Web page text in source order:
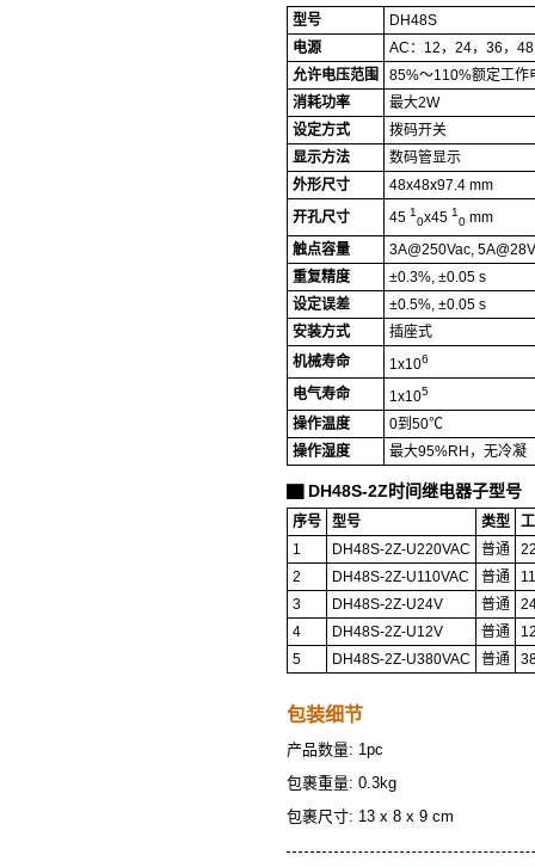
型号
DH48S
电源
AC：12，24，36，
允许电压范围
85%～110%额定工作
消耗功率
最大2W
设定方式
拨码开关
显示方法
数码管显示
外形尺寸
48x48x97.4 mm
开孔尺寸
45 1
0x45 1
0 mm
触点容量
3A@250Vac,
重复精度
±0.3%, ±0.05 s
设定误差
±0.5%, ±0.05 s
安装方式
插座式
机械寿命
1x106
电气寿命 1x105
操作温度
0到50℃
操作湿度
最大95%RH，无冷凝
DH48S-2Z时间继电器子型号
序号 型号 类型
1
DH48S-2Z-U220VAC 普通
2
DH48S-2Z-U110VAC 普通
3
DH48S-2Z-U24V 普通
4
DH48S-2Z-U12V 普通
5
DH48S-2Z-U380VAC 普通
包装细节
产品数量: 1pc
包裹重量: 0.3kg
包裹尺寸: 13 x 8 x 9 cm